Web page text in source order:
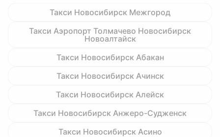
Такси Новосибирск Межгород
Такси Аэропорт Толмачево Новосибирск
Новоалтайск
Такси Новосибирск Абакан
Такси Новосибирск Ачинск
Такси Новосибирск Алейск
Такси Новосибирск Анжеро-Судженск
Такси Новосибирск Асино